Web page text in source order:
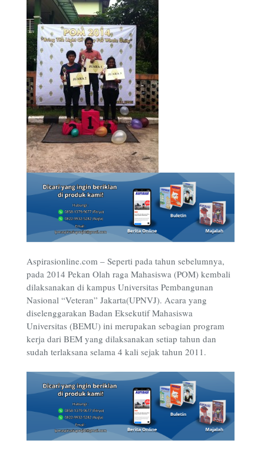
Aspirasionline.com – Seperti pada tahun sebelumnya,
pada 2014 Pekan Olah raga Mahasiswa (POM) kembali
dilaksanakan di kampus Universitas Pembangunan
Nasional “Veteran” Jakarta(UPNVJ). Acara yang
diselenggarakan Badan Eksekutif Mahasiswa
Universitas (BEMU) ini merupakan sebagian program
kerja dari BEM yang dilaksanakan setiap tahun dan
sudah terlaksana selama 4 kali sejak tahun 2011.